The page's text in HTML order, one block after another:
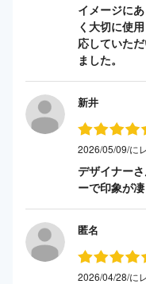
イメージに
く大切に使
応していた
ました。
新井
2026/05/09/に
デザイナー
ーで印象が
匿名
2026/04/28/に